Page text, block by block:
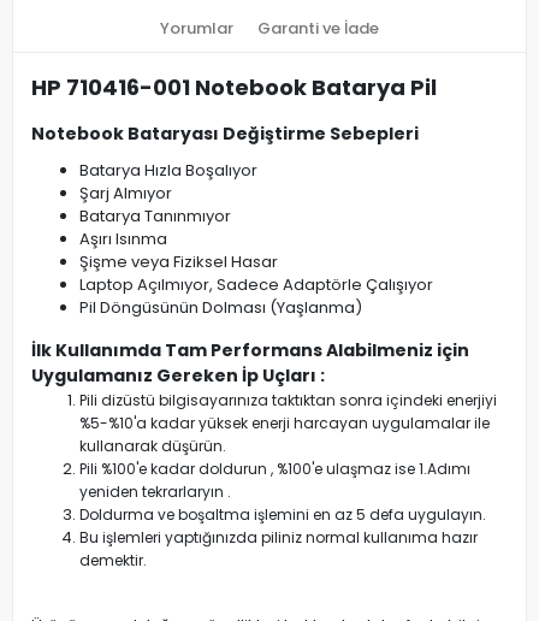
Yorumlar Garanti ve İade
HP 710416-001 Notebook Batarya Pil
Notebook Bataryası Değiştirme Sebepleri
Batarya Hızla Boşalıyor
Şarj Almıyor
Batarya Tanınmıyor
Aşırı Isınma
Şişme veya Fiziksel Hasar
Laptop Açılmıyor, Sadece Adaptörle Çalışıyor
Pil Döngüsünün Dolması (Yaşlanma)
İlk Kullanımda Tam Performans Alabilmeniz için
Uygulamanız Gereken İp Uçları :
Pili dizüstü bilgisayarınıza taktıktan sonra içindeki enerjiyi
%5-%10'a kadar yüksek enerji harcayan uygulamalar ile
kullanarak düşürün.
Pili %100'e kadar doldurun , %100'e ulaşmaz ise 1.Adımı
yeniden tekrarlaryın .
Doldurma ve boşaltma işlemini en az 5 defa uygulayın.
Bu işlemleri yaptığınızda piliniz normal kullanıma hazır
demektir.